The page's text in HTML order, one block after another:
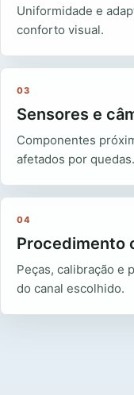
Uniformidade e
conforto visual.
03
Sensores e
Componentes
afetados por quedas.
04
Procedimento
Peças, calibração e
do canal escolhido.